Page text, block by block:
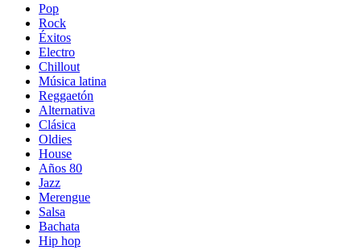
Pop
Rock
Éxitos
Electro
Chillout
Música latina
Reggaetón
Alternativa
Clásica
Oldies
House
Años 80
Jazz
Merengue
Salsa
Bachata
Hip hop